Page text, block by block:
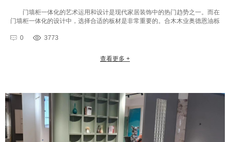
门墙柜一体化的艺术运用和设计是现代家居装饰中的热门趋势之一。而在
门墙柜一体化的设计中，选择合适的板材是非常重要的。合木木业奥德恩油栎
0
3773
查看更多 +